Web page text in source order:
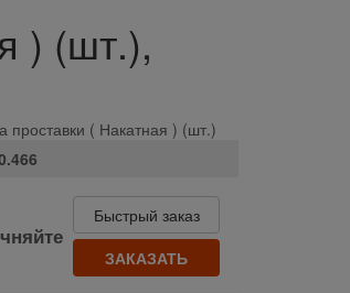
) (шт.),
( Накатная ) (шт.)
Быстрый заказ
ЗАКАЗАТЬ